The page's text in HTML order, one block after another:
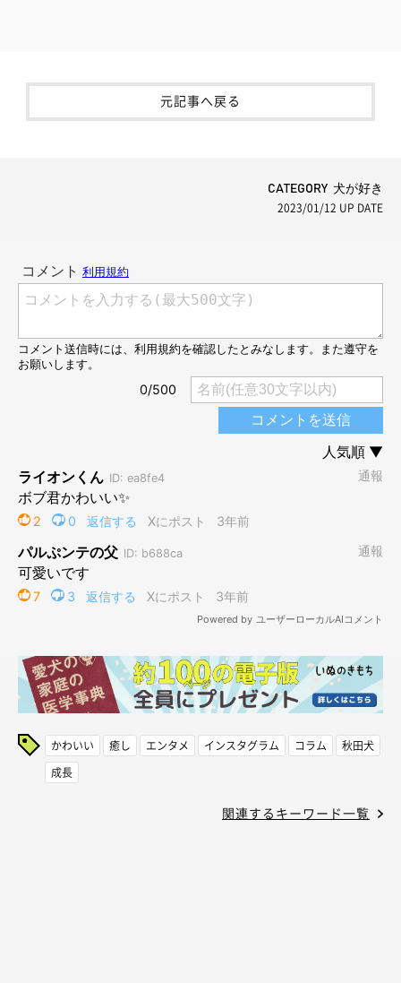
元記事へ戻る
CATEGORY 犬が好き
2023/01/12 UP DATE
かわいい 癒し エンタメ インスタグラム コラム
秋田犬
成長
関連するキーワード一覧